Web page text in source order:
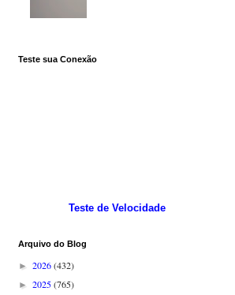
Teste sua Conexão
Teste de Velocidade
Arquivo do Blog
► 2026(432)
► 2025(765)